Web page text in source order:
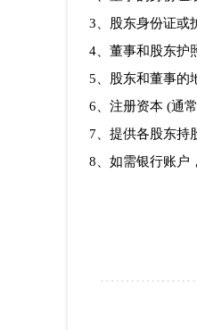
3、股东身份证或
4、董事和股东护
5、股东和董事的
6、注册资本 (通
7、提供各股东持
8、如需银行账户